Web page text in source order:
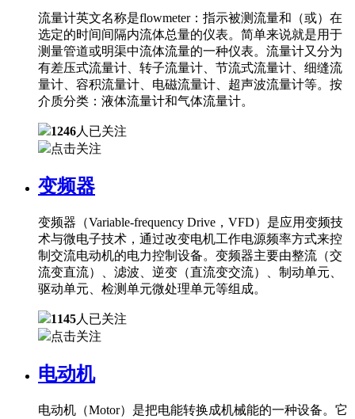
流量计英文名称是flowmeter：指示被测流量和（或）在
选定的时间间隔内流体总量的仪表。简单来说就是用于
测量管道或明渠中流体流量的一种仪表。流量计又分为
有差压式流量计、转子流量计、节流式流量计、细缝流
量计、容积流量计、电磁流量计、超声波流量计等。按
介质分类：液体流量计和气体流量计。
1246人已关注
点击关注
变频器
变频器（Variable-frequency Drive，VFD）是应用变频技
术与微电子技术，通过改变电机工作电源频率方式来控
制交流电动机的电力控制设备。变频器主要由整流（交
流变直流）、滤波、逆变（直流变交流）、制动单元、
驱动单元、检测单元微处理单元等组成。
1145人已关注
点击关注
电动机
电动机（Motor）是把电能转换成机械能的一种设备。它